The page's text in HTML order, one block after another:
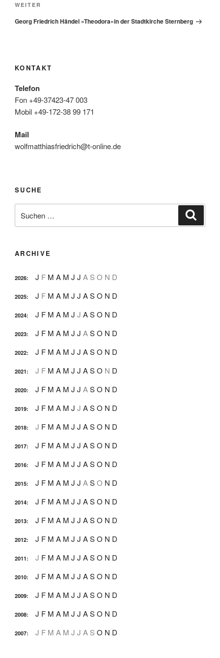
Nächster
Beitrag
WEITER
Georg Friedrich Händel »Theodora«in der Stadtkirche Sternberg
KONTAKT
Telefon
Fon +49-37423-47 003
Mobil +49-172-38 99 171
Mail
wolfmatthiasfriedrich@t-online.de
SUCHE
nach:
ARCHIVE
2026: J F M A M J J A S O N D
2025: J F M A M J J ASO N D
2024: J F M A M J J ASO N D
2023: J F M A M J J ASO N D
2022: J F M A M J J ASO N D
2021: J F M A M J J ASO N D
2020: J F M A M J J ASO N D
2019: J F M A M J J ASO N D
2018: J F M A M J J ASO N D
2017: J F M A M J J ASO N D
2016: J F M A M J J ASO N D
2015: J F M A M J J ASO N D
2014: J F M A M J J ASO N D
2013: J F M A M J J ASO N D
2012: J F M A M J J ASO N D
2011: J F M A M J J ASO N D
2010: J F M A M J J ASO N D
2009: J F M A M J J ASO N D
2008: J F M A M J J ASO N D
2007: J F M A M J J A S O N D